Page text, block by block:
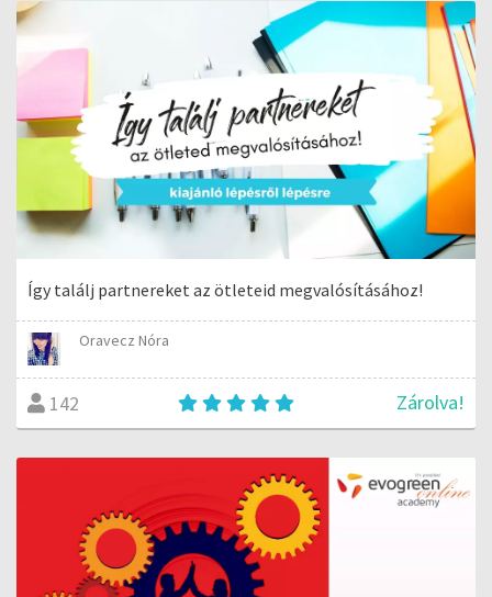
Így találj partnereket az ötleteid megvalósításához!
Oravecz Nóra
142 Zárolva!